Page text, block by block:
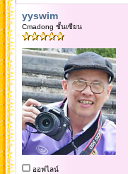
yyswim
Cmadong ชั้นเซียน
ออฟไลน์